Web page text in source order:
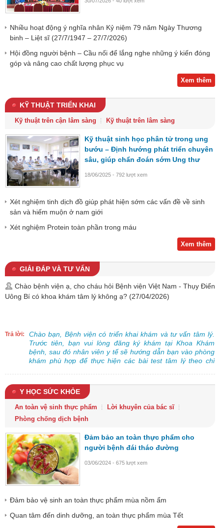
Nhiều hoạt động ý nghĩa nhân Kỷ niệm 79 năm Ngày Thương
binh – Liệt sĩ (27/7/1947 – 27/7/2026)
Hội đồng người bệnh – Cầu nối để lắng nghe những ý kiến đóng
góp và nâng cao chất lượng phục vụ
Xem thêm
KỸ THUẬT TRIỂN KHAI
Kỹ thuật trên cận lâm sàng Kỹ thuật trên lâm sàng
Kỹ thuật sinh học phân tử trong ung
bướu – Định hướng phát triển chuyên
sâu, giúp chẩn đoán sớm Ung thư
18/06/2025 - 792 lượt xem
Xét nghiệm tinh dịch đồ giúp phát hiện sớm các vấn đề về sinh
sản và hiếm muộn ở nam giới
Xét nghiệm Protein toàn phần trong máu
Xem thêm
GIẢI ĐÁP VÀ TƯ VẤN
Chào bệnh viện ạ, cho cháu hỏi Bệnh viện Việt Nam - Thụy Điển
Uông Bí có khoa khám tâm lý không ạ? (27/04/2026)
Trả lời:
Chào bạn, Bệnh viện có triển khai khám và tư vấn tâm lý.
Trước tiên, bạn vui lòng đăng ký khám tại Khoa Khám
bệnh, sau đó nhân viên y tế sẽ hướng dẫn bạn vào phòng
khám phù hợp để thực hiện các bài test tâm lý theo chỉ
Y HỌC SỨC KHỎE
An toàn vệ sinh thực phẩm
Lời khuyên của bác sĩ
Phòng chống dịch bệnh
Đảm bảo an toàn thực phẩm cho
người bệnh đái tháo đường
03/06/2024 - 675 lượt xem
Đảm bảo vệ sinh an toàn thực phẩm mùa nồm ẩm
Quan tâm đến dinh dưỡng, an toàn thực phẩm mùa Tết